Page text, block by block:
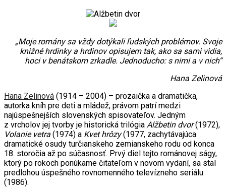
„Moje romány sa vždy dotýkali ľudských problémov. Svoje
knižné hrdinky a hrdinov opisujem tak, ako sa sami vidia,
hoci v benátskom zrkadle. Jednoducho: s nimi a v nich“
Hana Zelinová
Hana Zelinová (1914 – 2004) – prozaička a dramatička,
autorka kníh pre deti a mládež, právom patrí medzi
najúspešnejších slovenských spisovateľov. Jedným
z vrcholov jej tvorby je historická trilógia Alžbetin dvor(1972),
Volanie vetra (1974) a Kvet hrôzy(1977, zachytávajúca
dramatické osudy turčianskeho zemianskeho rodu od konca
18. storočia až po súčasnosť. Prvý diel tejto románovej ságy,
ktorý po rokoch ponúkame čitateľom v novom vydaní, sa stal
predlohou úspešného rovnomenného televízneho seriálu
(1986).